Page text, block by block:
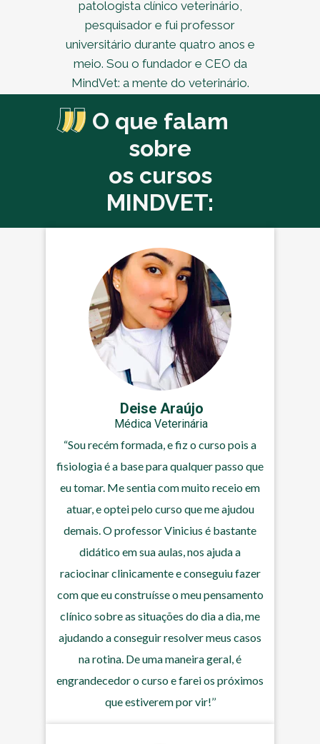
patologista clínico veterinário,
pesquisador e fui professor
universitário durante quatro anos e
meio. Sou o fundador e CEO da
MindVet: a mente do veterinário.
O que falam
sobre
os cursos
MINDVET:
“Sou recém formada, e fiz o curso pois a
fisiologia é a base para qualquer passo que
eu tomar. Me sentia com muito receio em
atuar, e optei pelo curso que me ajudou
demais. O professor Vinicius é bastante
didático em sua aulas, nos ajuda a
raciocinar clinicamente e conseguiu fazer
com que eu construísse o meu pensamento
clínico sobre as situações do dia a dia, me
ajudando a conseguir resolver meus casos
na rotina. De uma maneira geral, é
engrandecedor o curso e farei os próximos
que estiverem por vir!’’
Médica Veterinária
Deise Araújo